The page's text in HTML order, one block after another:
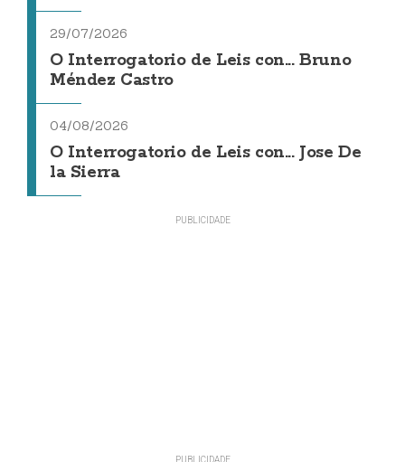
29/07/2026
O Interrogatorio de Leis con... Bruno
Méndez Castro
04/08/2026
O Interrogatorio de Leis con... Jose De
la Sierra